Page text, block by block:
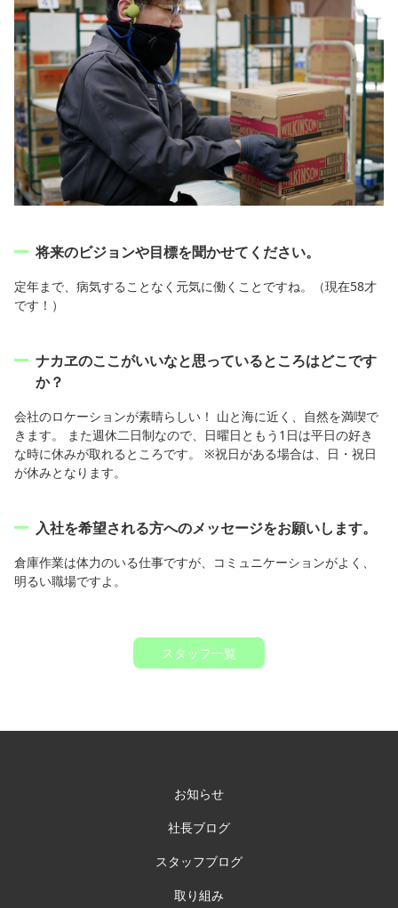
将来のビジョンや目標を聞かせてください。
定年まで、病気することなく元気に働くことですね。（現在58才
です！）
ナカヱのここがいいなと思っているところはどこです
か？
会社のロケーションが素晴らしい！ 山と海に近く、自然を満喫で
きます。 また週休二日制なので、日曜日ともう1日は平日の好き
な時に休みが取れるところです。 ※祝日がある場合は、日・祝日
が休みとなります。
入社を希望される方へのメッセージをお願いします。
倉庫作業は体力のいる仕事ですが、コミュニケーションがよく、
明るい職場ですよ。
スタッフ一覧
お知らせ
社長ブログ
スタッフブログ
取り組み